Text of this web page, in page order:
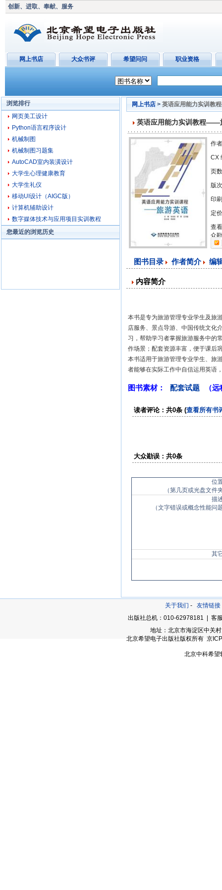
创新、进取、奉献、服务
网上书店 大众书评 希望问问 职业资格
浏览排行
网页美工设计
Python语言程序设计
机械制图
机械制图习题集
AutoCAD室内装潢设计
大学生心理健康教育
大学生礼仪
移动UI设计（AIGC版）
计算机辅助设计
数字媒体技术与应用项目实训教程
您最近的浏览历史
网上书店 > 英语应用能力实训教
英语应用能力实训教程——
作
CX
页
版
印
定
查
众
图书目录 作者简介 编
内容简介
本书是专为旅游管理专业学生及旅
店服务、景点导游、中国传统文化
习，帮助学习者掌握旅游服务中的
作场景；配套资源丰富，便于课后
本书适用于旅游管理专业学生、旅
者能够在实际工作中自信运用英语
图书素材： 配套试题 （
读者评论：共0条 (查看所有书
大众勘误：共0条
位
（第几页或光盘文件
描
（文字错误或概念性能问
其
关于我们 - 友情链接
出版社总机：010-62978181 | 客
地址：北京市海淀区中关
北京希望电子出版社版权所有 京
北京中科希望